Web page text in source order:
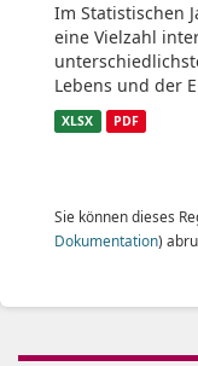
Im Statistischen
eine Vielzahl
Lebens und der
XLSX PDF
Sie können dieses
Dokumentation)